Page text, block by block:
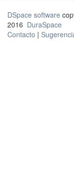
DSpace software
2016 DuraSpace
Contacto |